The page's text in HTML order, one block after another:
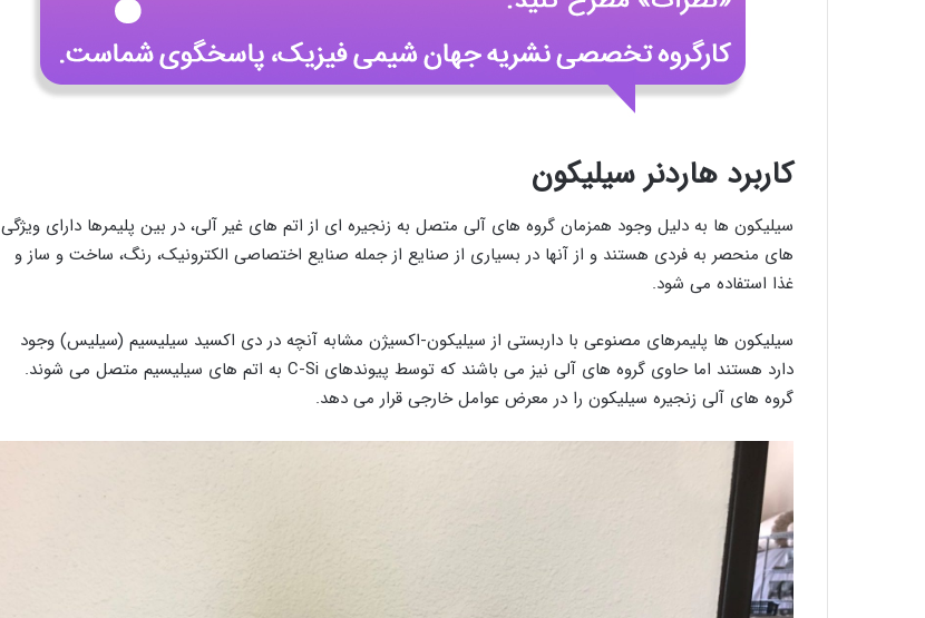
کاربرد هاردنر سیلیکون
سیلیکون ها به دلیل وجود همزمان گروه های آلی متصل به زنجیره ای از اتم های غیر آلی، در بین پلیمرها دارای ویژگی
های منحصر به فردی هستند و از آنها در بسیاری از صنایع از جمله صنایع اختصاصی الکترونیک، رنگ، ساخت و ساز و
غذا استفاده می شود.
سیلیکون ها پلیمرهای مصنوعی با داربستی از سیلیکون-اکسیژن مشابه آنچه در دی اکسید سیلیسیم (سیلیس) وجود
دارد هستند اما حاوی گروه های آلی نیز می باشند که توسط پیوندهای C-Si به اتم های سیلیسیم متصل می شوند.
گروه های آلی زنجیره سیلیکون را در معرض عوامل خارجی قرار می دهد.